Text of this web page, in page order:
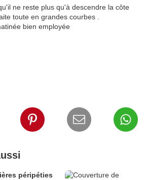
ne reste plus qu'à descendre la côte
toute en grandes courbes .
bien employée
péripéties